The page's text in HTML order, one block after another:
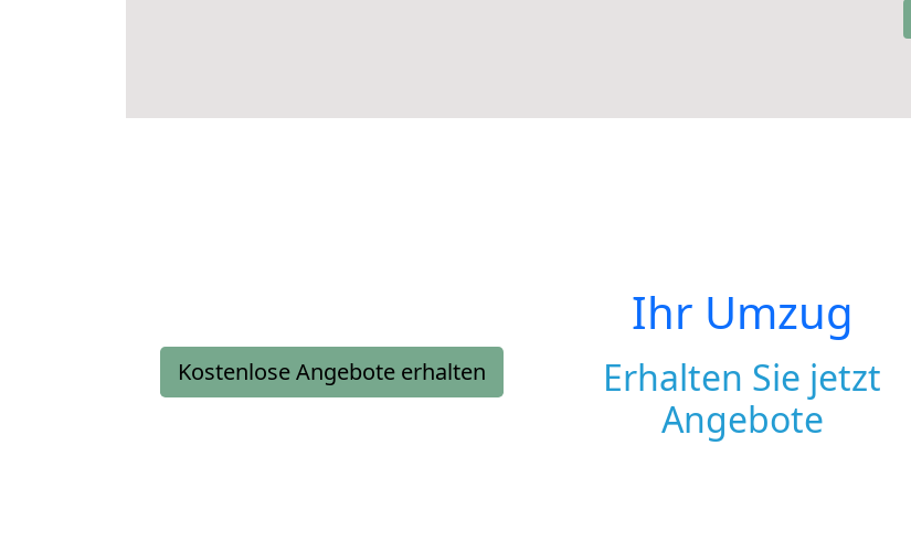
Kostenlose Angebote erhalten
Ihr Umzug
Erhalten Sie jetzt
Angebote